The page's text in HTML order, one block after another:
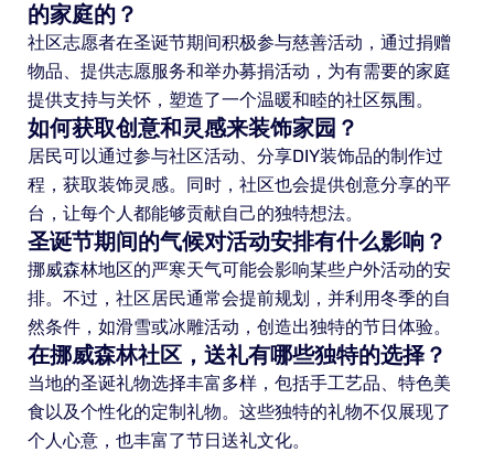
的家庭的？
社区志愿者在圣诞节期间积极参与慈善活动，通过捐赠
物品、提供志愿服务和举办募捐活动，为有需要的家庭
提供支持与关怀，塑造了一个温暖和睦的社区氛围。
如何获取创意和灵感来装饰家园？
居民可以通过参与社区活动、分享DIY装饰品的制作过
程，获取装饰灵感。同时，社区也会提供创意分享的平
台，让每个人都能够贡献自己的独特想法。
圣诞节期间的气候对活动安排有什么影响？
挪威森林地区的严寒天气可能会影响某些户外活动的安
排。不过，社区居民通常会提前规划，并利用冬季的自
然条件，如滑雪或冰雕活动，创造出独特的节日体验。
在挪威森林社区，送礼有哪些独特的选择？
当地的圣诞礼物选择丰富多样，包括手工艺品、特色美
食以及个性化的定制礼物。这些独特的礼物不仅展现了
个人心意，也丰富了节日送礼文化。